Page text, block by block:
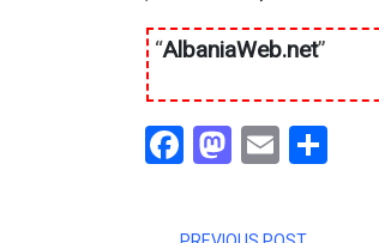
“AlbaniaWeb.net”
Facebook
Mastodon
Email